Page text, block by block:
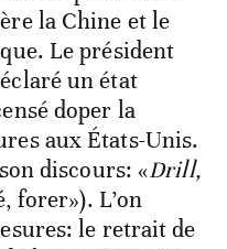
la Chine et le
Le président
un état
doper la
aux États-Unis.
discours: «Drill,
forer»). L’on
le retrait de